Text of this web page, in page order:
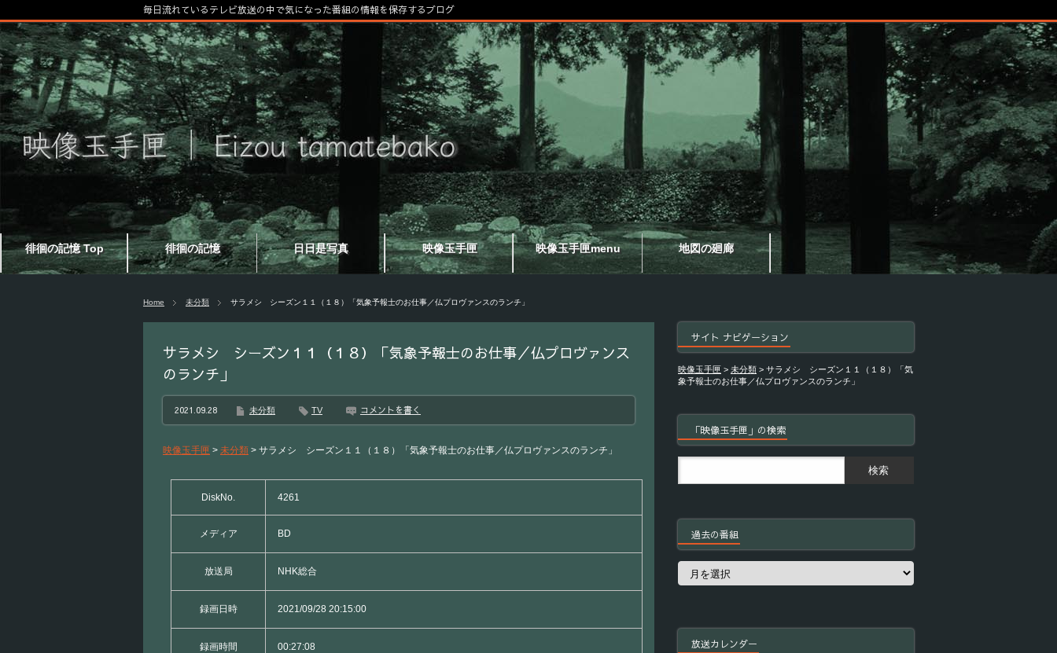
徘徊の記憶 Top 徘徊の記憶 日日是写真 映像玉手匣 映像玉手匣menu 地図の廻廊
毎日流れているテレビ放送の中で気になった番組の情報を保存するブログ
Home 未分類 サラメシ シーズン１１（１８）「気象予報士のお仕事／仏プロヴァンスのランチ」
サラメシ シーズン１１（１８）「気象予報士のお仕事／仏プロヴァンス
のランチ」
2021.09.28 未分類 TV コメントを書く
映像玉手匣 > 未分類 > サラメシ シーズン１１（１８）「気象予報士のお仕事／仏プロヴァンスのランチ」
DiskNo. 4261
メディア BD
放送局 NHK総合
録画日時 2021/09/28 20:15:00
録画時間 00:27:08
サイト ナビゲーション
映像玉手匣 > 未分類 > サラメシ シーズン１１（１８）「気
象予報士のお仕事／仏プロヴァンスのランチ」
「映像玉手匣」の検索
過去の番組
過
放送カレンダー